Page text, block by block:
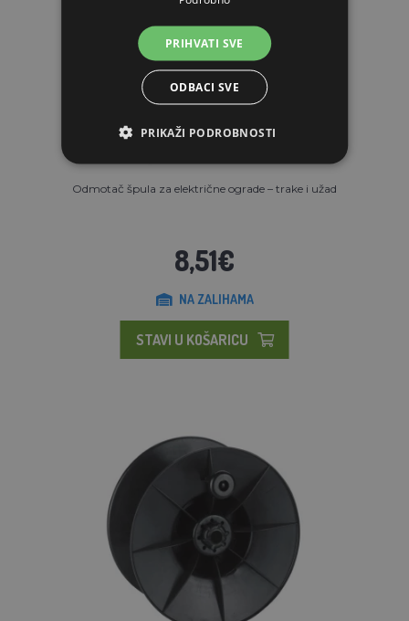
Odmotač špula za električne ograde – trake i užad
8,51€
NA ZALIHAMA
STAVI U KOŠARICU
PRIHVATI SVE
ODBACI SVE
PRIKAŽI PODROBNOSTI